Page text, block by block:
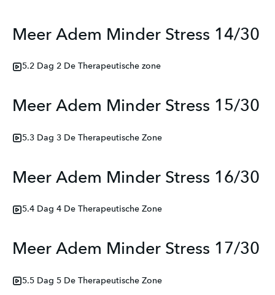
Meer Adem Minder Stress 14/30
5.2 Dag 2 De Therapeutische zone
Meer Adem Minder Stress 15/30
5.3 Dag 3 De Therapeutische Zone
Meer Adem Minder Stress 16/30
5.4 Dag 4 De Therapeutische Zone
Meer Adem Minder Stress 17/30
5.5 Dag 5 De Therapeutische Zone